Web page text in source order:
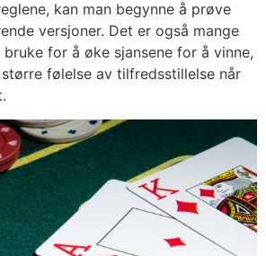
kan man begynne å prøve
versjoner. Det er også mange
for å øke sjansene for å vinne,
følelse av tilfredsstillelse når